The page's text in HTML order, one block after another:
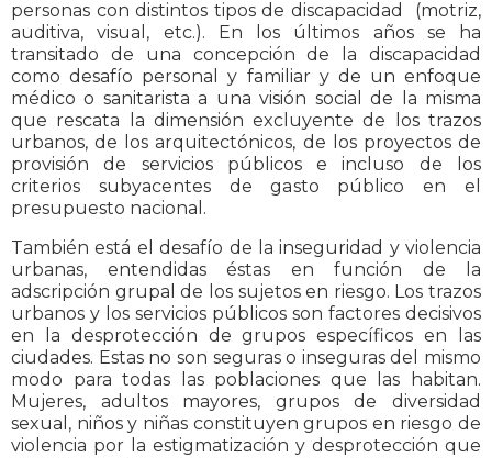
personas con distintos tipos de discapacidad (motriz,
auditiva, visual, etc.). En los últimos años se ha
transitado de una concepción de la discapacidad
como desafío personal y familiar y de un enfoque
médico o sanitarista a una visión social de la misma
que rescata la dimensión excluyente de los trazos
urbanos, de los arquitectónicos, de los proyectos de
provisión de servicios públicos e incluso de los
criterios subyacentes de gasto público en el
presupuesto nacional.
También está el desafío de la inseguridad y violencia
urbanas, entendidas éstas en función de la
adscripción grupal de los sujetos en riesgo. Los trazos
urbanos y los servicios públicos son factores decisivos
en la desprotección de grupos específicos en las
ciudades. Estas no son seguras o inseguras del mismo
modo para todas las poblaciones que las habitan.
Mujeres, adultos mayores, grupos de diversidad
sexual, niños y niñas constituyen grupos en riesgo de
violencia por la estigmatización y desprotección que